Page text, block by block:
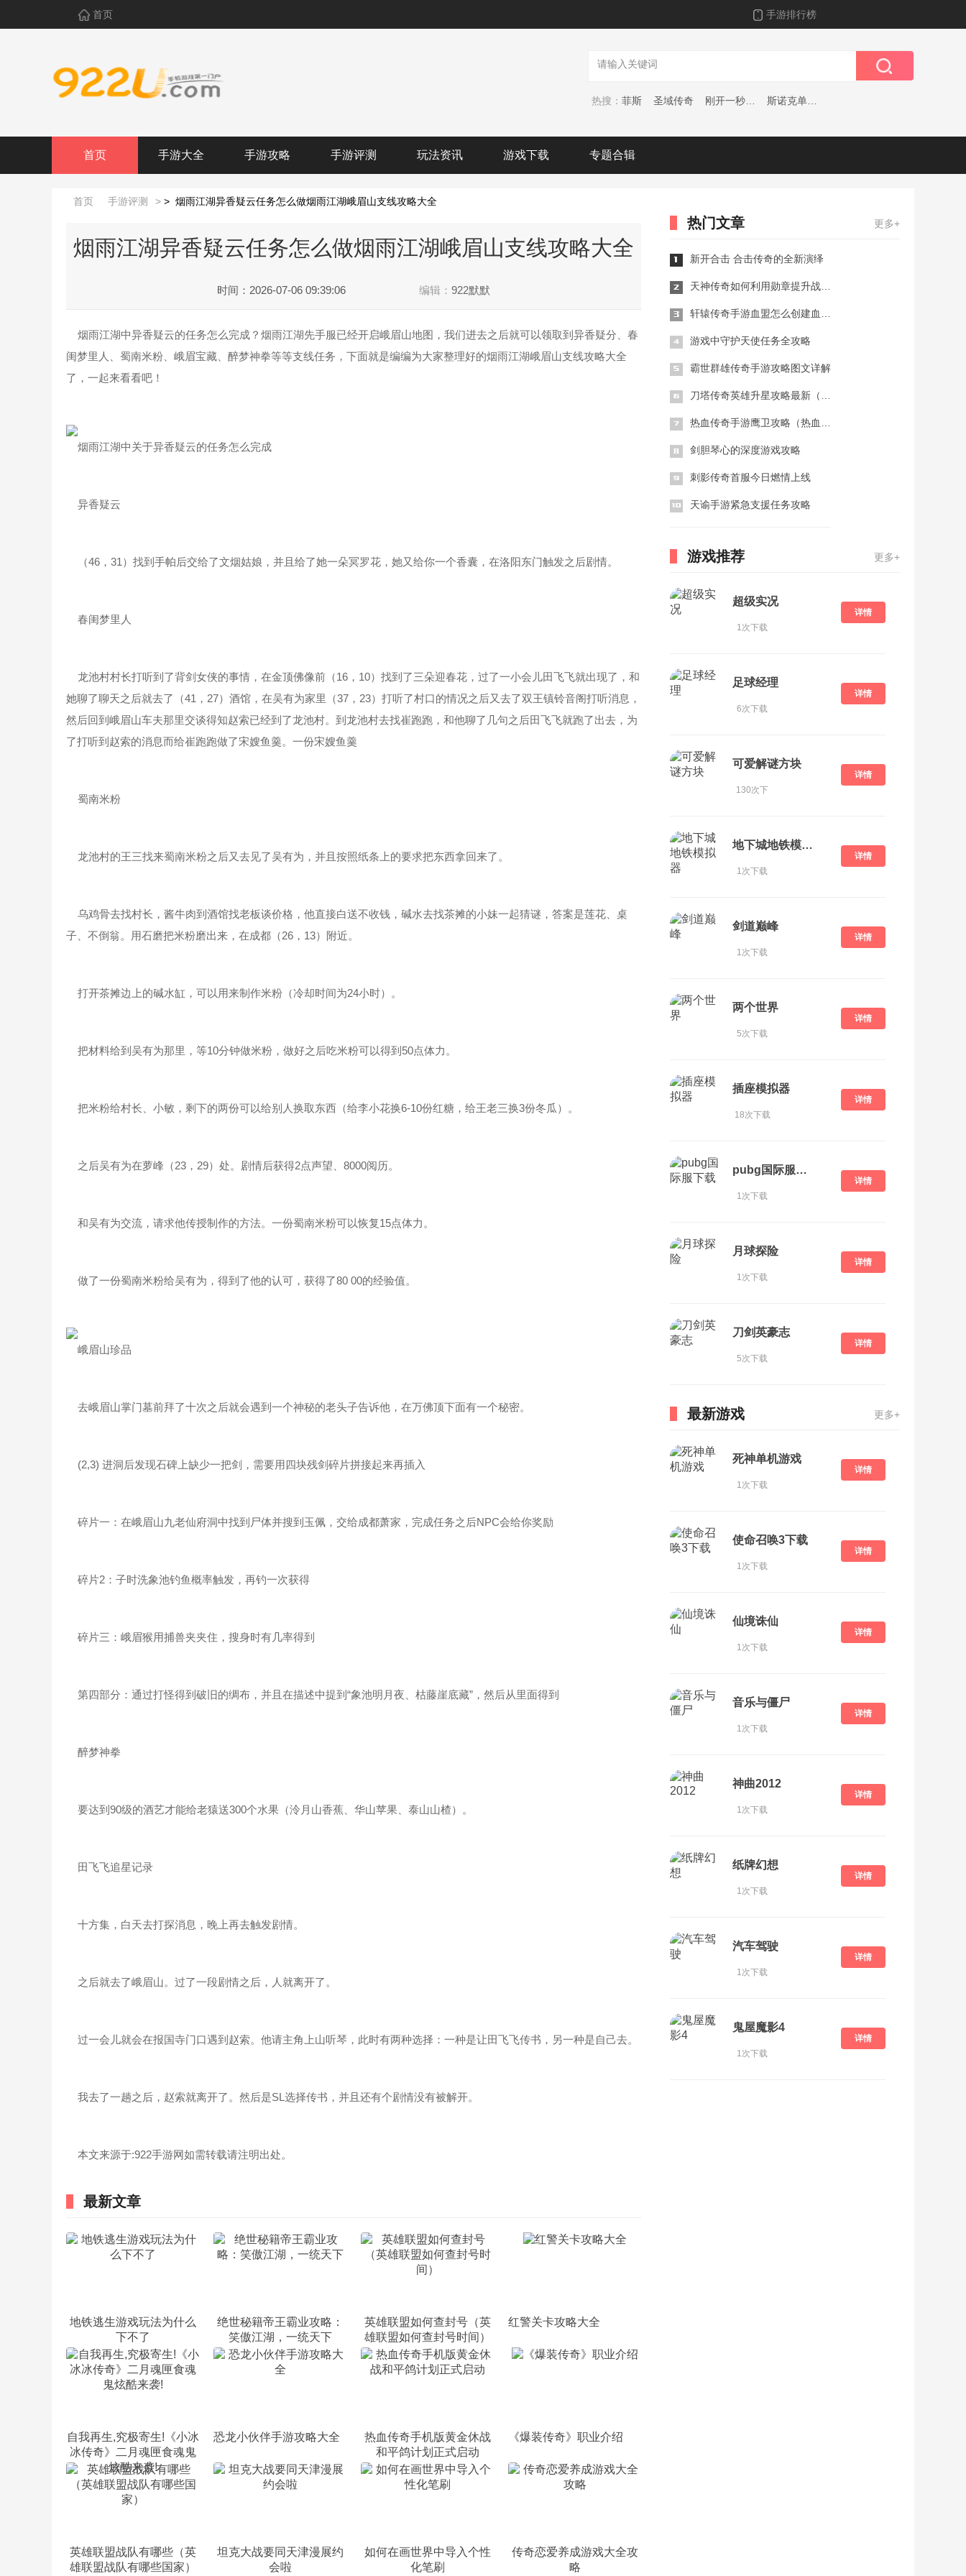
首页 手游排行榜
热搜： 菲斯 圣域传奇
首页 手游大全 手游攻略 手游评测 玩法资讯 游戏下载 专题合辑
首页 >
手游评测 > 烟雨江湖异香疑云任务怎么做烟雨江湖峨眉山支线攻略大全
烟雨江湖异香疑云任务怎么做烟雨江湖峨眉山支线攻略大全
时间：2026-07-06 09:39:06 编辑： 922默默
烟雨江湖中异香疑云的任务怎么完成？烟雨江湖先手服已经开启峨眉山地图，我们进去之后就可以领取到异香疑分、春
闺梦里人、蜀南米粉、峨眉宝藏、醉梦神拳等等支线任务，下面就是编编为大家整理好的烟雨江湖峨眉山支线攻略大全
了，一起来看看吧！
烟雨江湖中关于异香疑云的任务怎么完成
异香疑云
（46，31）找到手帕后交给了文烟姑娘，并且给了她一朵冥罗花，她又给你一个香囊，在洛阳东门触发之后剧情。
春闺梦里人
龙池村村长打听到了背剑女侠的事情，在金顶佛像前（16，10）找到了三朵迎春花，过了一小会儿田飞飞就出现了，和
她聊了聊天之后就去了（41，27）酒馆，在吴有为家里（37，23）打听了村口的情况之后又去了双王镇铃音阁打听消息，
然后回到峨眉山车夫那里交谈得知赵索已经到了龙池村。到龙池村去找崔跑跑，和他聊了几句之后田飞飞就跑了出去，为
了打听到赵索的消息而给崔跑跑做了宋嫂鱼羹。一份宋嫂鱼羹
蜀南米粉
龙池村的王三找来蜀南米粉之后又去见了吴有为，并且按照纸条上的要求把东西拿回来了。
乌鸡骨去找村长，酱牛肉到酒馆找老板谈价格，他直接白送不收钱，碱水去找茶摊的小妹一起猜谜，答案是莲花、桌
子、不倒翁。用石磨把米粉磨出来，在成都（26，13）附近。
打开茶摊边上的碱水缸，可以用来制作米粉（冷却时间为24小时）。
把材料给到吴有为那里，等10分钟做米粉，做好之后吃米粉可以得到50点体力。
把米粉给村长、小敏，剩下的两份可以给别人换取东西（给李小花换6-10份红糖，给王老三换3份冬瓜）。
之后吴有为在萝峰（23，29）处。剧情后获得2点声望、8000阅历。
和吴有为交流，请求他传授制作的方法。一份蜀南米粉可以恢复15点体力。
做了一份蜀南米粉给吴有为，得到了他的认可，获得了80 00的经验值。
峨眉山珍品
去峨眉山掌门墓前拜了十次之后就会遇到一个神秘的老头子告诉他，在万佛顶下面有一个秘密。
(2,3) 进洞后发现石碑上缺少一把剑，需要用四块残剑碎片拼接起来再插入
碎片一：在峨眉山九老仙府洞中找到尸体并搜到玉佩，交给成都萧家，完成任务之后NPC会给你奖励
碎片2：子时洗象池钓鱼概率触发，再钓一次获得
碎片三：峨眉猴用捕兽夹夹住，搜身时有几率得到
第四部分：通过打怪得到破旧的绸布，并且在描述中提到“象池明月夜、枯藤崖底藏”，然后从里面得到
醉梦神拳
要达到90级的酒艺才能给老猿送300个水果（泠月山香蕉、华山苹果、泰山山楂）。
田飞飞追星记录
十方集，白天去打探消息，晚上再去触发剧情。
之后就去了峨眉山。过了一段剧情之后，人就离开了。
过一会儿就会在报国寺门口遇到赵索。他请主角上山听琴，此时有两种选择：一种是让田飞飞传书，另一种是自己去。
我去了一趟之后，赵索就离开了。然后是SL选择传书，并且还有个剧情没有被解开。
本文来源于:922手游网如需转载请注明出处。
最新文章
地铁逃生游戏玩法为什么
下不了
绝世秘籍帝王霸业攻略：
笑傲江湖，一统天下
英雄联盟如何查封号（英
雄联盟如何查封号时间）
红警关卡攻略大全
自我再生,究极寄生!《小冰
冰传奇》二月魂匣食魂鬼
炫酷来袭!
恐龙小伙伴手游攻略大全
热血传奇手机版黄金休战
和平鸽计划正式启动
《爆装传奇》职业介绍
英雄联盟战队有哪些（英
雄联盟战队有哪些国家）
坦克大战要同天津漫展约
会啦
如何在画世界中导入个性
化笔刷
传奇恋爱养成游戏大全攻
略
热门文章 更多+
新开合击 合击传奇的全新演绎
游戏中守护天使任务全攻略
霸世群雄传奇手游攻略图文详解
剑胆琴心的深度游戏攻略
刺影传奇首服今日燃情上线
天谕手游紧急支援任务攻略
游戏推荐 更多+
超级实况
1次下载
详情
足球经理
6次下载
详情
可爱解谜方块
130次下
详情
地下城地铁模拟器
1次下载
详情
剑道巅峰
1次下载
详情
两个世界
5次下载
详情
插座模拟器
18次下载
详情
pubg国际服下载
1次下载
详情
月球探险
1次下载
详情
刀剑英豪志
5次下载
详情
最新游戏 更多+
死神单机游戏
1次下载
详情
使命召唤3下载
1次下载
详情
仙境诛仙
1次下载
详情
音乐与僵尸
1次下载
详情
神曲2012
1次下载
详情
纸牌幻想
1次下载
详情
汽车驾驶
1次下载
详情
鬼屋魔影4
1次下载
详情